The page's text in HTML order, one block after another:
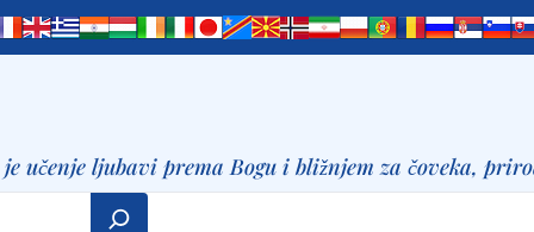
učenje ljubavi prema Bogu i bližnjem za čoveka,